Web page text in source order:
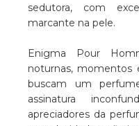
sedutora, com
marcante na pele.
Enigma Pour
noturnas, momentos
buscam um
assinatura
apreciadores da